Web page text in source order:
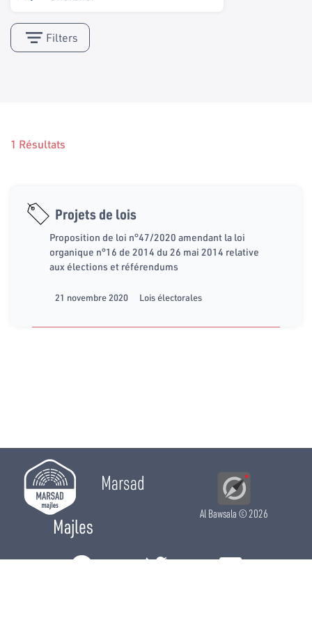
Filters
1 Résultats
Projets de lois
Proposition de loi n°47/2020 amendant la loi
organique n°16 de 2014 du 26 mai 2014 relative
aux élections et référendums
21 novembre 2020 Lois électorales
Marsad
Majles
Al Bawsala© 2026